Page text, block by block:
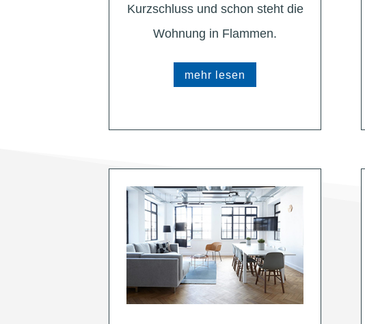
Kurzschluss und schon steht die
Wohnung in Flammen.
mehr lesen